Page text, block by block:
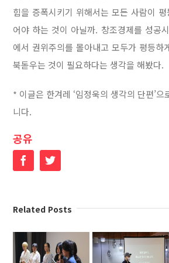
힘을 증폭시키기 위해서는 모든 사람이
어야 하는 것이 아닐까. 창조경제를 성공
에서 권위주의를 몰아내고 모두가 평등하
북돋우는 것이 필요하다는 생각을 해봤다.
* 이글은 한겨레 ‘임정욱의 생각의 단편’
니다.
공유
FacebookTwitter
Related Posts